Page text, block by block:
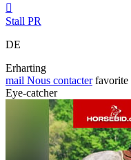

Stall PR
DE
Erharting
mail Nous contacter favorite
Eye-catcher